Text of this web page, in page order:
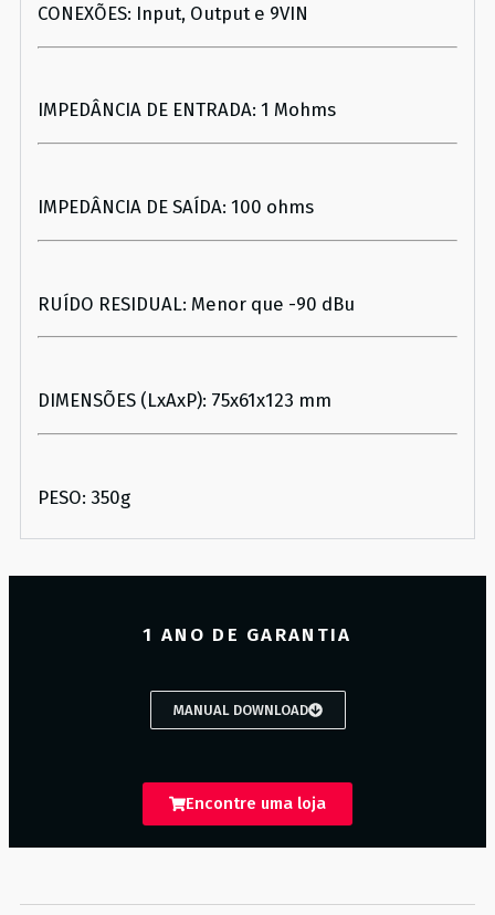
CONEXÕES: Input, Output e 9VIN
IMPEDÂNCIA DE ENTRADA: 1 Mohms
IMPEDÂNCIA DE SAÍDA: 100 ohms
RUÍDO RESIDUAL: Menor que -90 dBu
DIMENSÕES (LxAxP): 75x61x123 mm
PESO: 350g
1 ANO DE GARANTIA
MANUAL DOWNLOAD
Encontre uma loja